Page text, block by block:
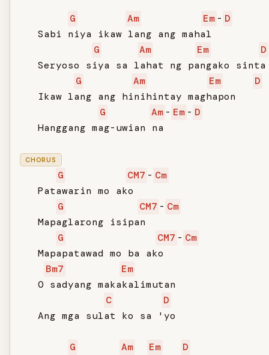
G Am Em - D
   Sabi niya ikaw lang ang mahal
G
Am Em
D
   Seryoso siya sa lahat ng pangako sinta
G
Am Em
D
   Ikaw lang ang hinihintay maghapon
G
Am - Em - D
   Hanggang mag-uwian na
CHORUS
G CM7 - Cm
   Patawarin mo ako
G
CM7 - Cm
   Mapaglarong isipan
G
CM7 - Cm
   Mapapatawad mo ba ako
Bm7
Em
   O sadyang makakalimutan
C
D
   Ang mga sulat ko sa 'yo
G Am Em
D